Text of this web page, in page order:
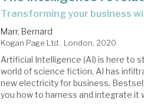
transforming your business
Marr, Bernard
Kogan Page Ltd.. London, 2020
Artificial Intelligence (AI) is here to
world of science fiction, AI has
new electricity for business.
you how to harness and integrate it